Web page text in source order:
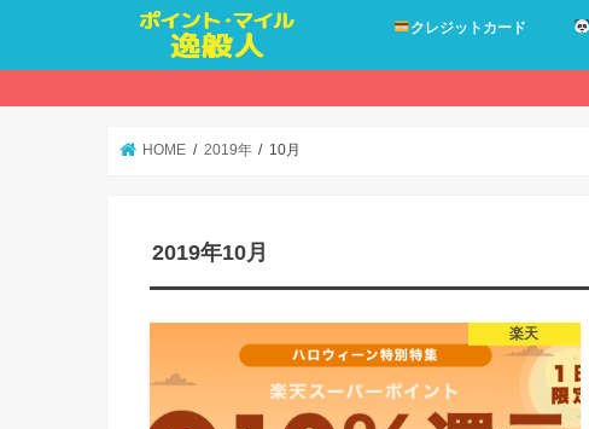
クレジットカード
HOME 2019年 10月
2019年10月
楽天